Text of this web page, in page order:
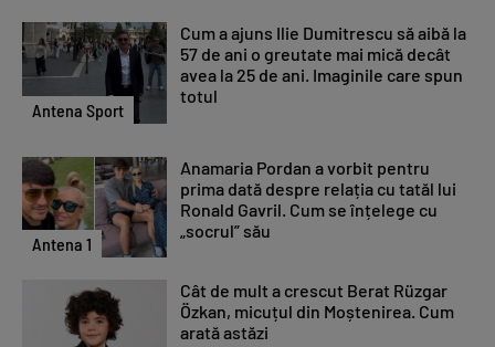
Antena Sport
Cum a ajuns Ilie Dumitrescu să aibă la
57 de ani o greutate mai mică decât
avea la 25 de ani. Imaginile care spun
totul
Antena 1
Anamaria Pordan a vorbit pentru
prima dată despre relația cu tatăl lui
Ronald Gavril. Cum se înțelege cu
„socrul” său
Cât de mult a crescut Berat Rüzgar
Özkan, micuțul din Moștenirea. Cum
arată astăzi